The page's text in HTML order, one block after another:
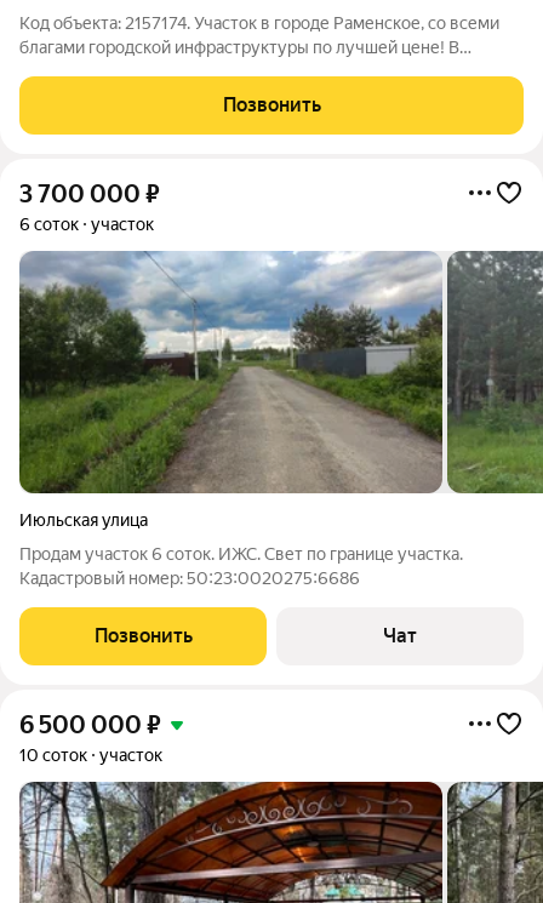
Код объекта: 2157174. Участок в городе Раменское, со всеми
благами городской инфраструктуры по лучшей цене! В
Дергаево-3, ул. Рождественская. - ИЖС - Ровный, не
подтопляемый, высокий,
Позвонить
3 700 000 ₽
6 соток участок
Июльская улица
Продам участок 6 соток. ИЖС. Свет по границе участка.
Кадастровый номер: 50:23:0020275:6686
Позвонить Чат
6 500 000 ₽
10 соток участок